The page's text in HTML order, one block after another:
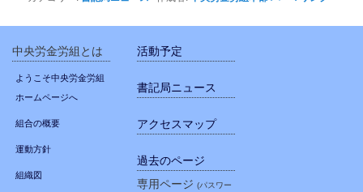
中央労金労組とは
ようこそ中央労金労組
ホームページへ
組合の概要
運動方針
組織図
活動予定
書記局ニュース
アクセスマップ
過去のページ
専用ページ(パスワー